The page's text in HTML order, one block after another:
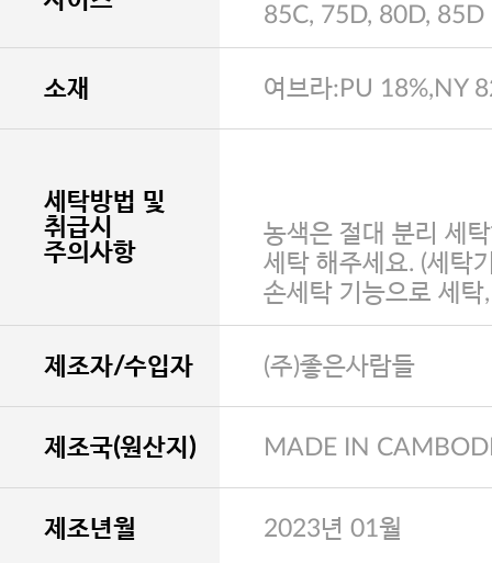
85C, 75D, 80D, 85D
소재 여브라:PU 18%,NY
세탁방법 및
취급시
주의사항
농색은 절대 분리 세
세탁 해주세요. (세탁
손세탁 기능으로 세탁
제조자/수입자 (주)좋은사람들
제조국(원산지) MADE IN
제조년월 2023년 01월